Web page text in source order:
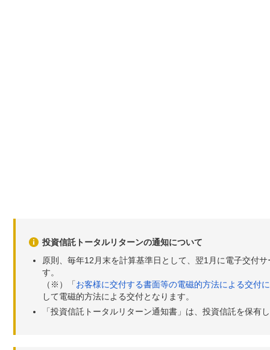
投資信託トータルリターンの通知について
原則、毎年12月末を計算基準日として、翌1月に電子交付
す。
（※）「お客様に交付する書面等の電磁的方法による交付
して電磁的方法による交付となります。
「投資信託トータルリターン通知書」は、投資信託を保有